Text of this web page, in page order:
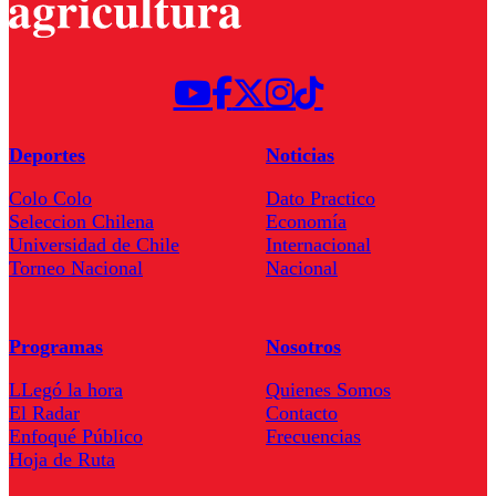
Deportes
Colo Colo
Seleccion Chilena
Universidad de Chile
Torneo Nacional
Noticias
Dato Practico
Economía
Internacional
Nacional
Programas
LLegó la hora
El Radar
Enfoqué Público
Hoja de Ruta
Nosotros
Quienes Somos
Contacto
Frecuencias